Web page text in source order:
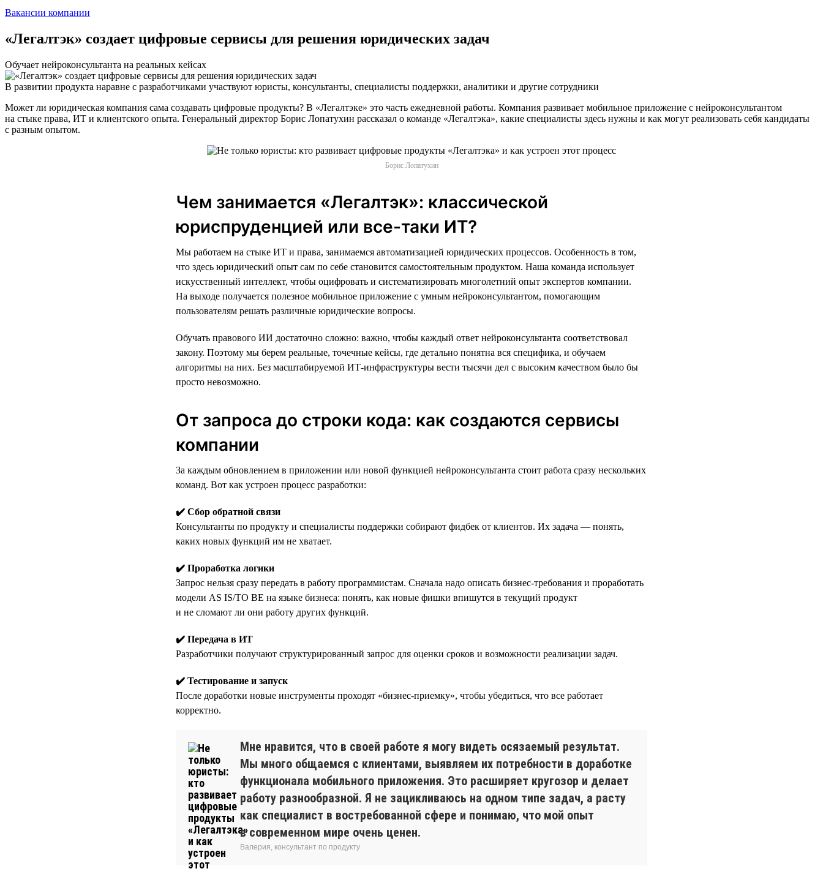
Вакансии компании
«Легалтэк» создает цифровые сервисы для решения юридических задач
Обучает нейроконсультанта на реальных кейсах
В развитии продукта наравне с разработчиками участвуют юристы, консультанты, специалисты поддержки, аналитики и другие сотрудники
Может ли юридическая компания сама создавать цифровые продукты? В «Легалтэке» это часть ежедневной работы. Компания развивает мобильное приложение с нейроконсультантом
на стыке права, ИТ и клиентского опыта. Генеральный директор Борис Лопатухин рассказал о команде «Легалтэка», какие специалисты здесь нужны и как могут реализовать себя кандидаты
с разным опытом.
Борис Лопатухин
Чем занимается «Легалтэк»: классической
юриспруденцией или все-таки ИТ?
Мы работаем на стыке ИТ и права, занимаемся автоматизацией юридических процессов. Особенность в том,
что здесь юридический опыт сам по себе становится самостоятельным продуктом. Наша команда использует
искусственный интеллект, чтобы оцифровать и систематизировать многолетний опыт экспертов компании.
На выходе получается полезное мобильное приложение с умным нейроконсультантом, помогающим
пользователям решать различные юридические вопросы.
Обучать правового ИИ достаточно сложно: важно, чтобы каждый ответ нейроконсультанта соответствовал
закону. Поэтому мы берем реальные, точечные кейсы, где детально понятна вся специфика, и обучаем
алгоритмы на них. Без масштабируемой ИТ-инфраструктуры вести тысячи дел с высоким качеством было бы
просто невозможно.
От запроса до строки кода: как создаются сервисы
компании
За каждым обновлением в приложении или новой функцией нейроконсультанта стоит работа сразу нескольких
команд. Вот как устроен процесс разработки:
✔️ Сбор обратной связи
Консультанты по продукту и специалисты поддержки собирают фидбек от клиентов. Их задача — понять,
каких новых функций им не хватает.
✔️ Проработка логики
Запрос нельзя сразу передать в работу программистам. Сначала надо описать бизнес-требования и проработать
модели AS IS/TO BE на языке бизнеса: понять, как новые фишки впишутся в текущий продукт
и не сломают ли они работу других функций.
✔️ Передача в ИТ
Разработчики получают структурированный запрос для оценки сроков и возможности реализации задач.
✔️ Тестирование и запуск
После доработки новые инструменты проходят «бизнес-приемку», чтобы убедиться, что все работает
корректно.
Мне нравится, что в своей работе я могу видеть осязаемый результат.
Мы много общаемся с клиентами, выявляем их потребности в доработке
функционала мобильного приложения. Это расширяет кругозор и делает
работу разнообразной. Я не зацикливаюсь на одном типе задач, а расту
как специалист в востребованной сфере и понимаю, что мой опыт
в современном мире очень ценен.
Валерия, консультант по продукту